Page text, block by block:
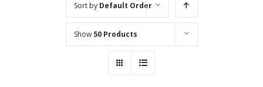
Sort by Default Order
Show 50 Products